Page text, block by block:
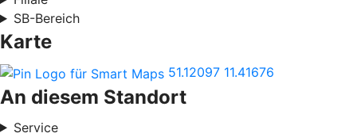
SB-Bereich
Karte
51.12097 11.41676
An diesem Standort
Service